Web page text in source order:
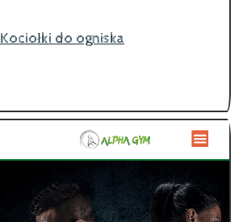
Kociołki do ogniska